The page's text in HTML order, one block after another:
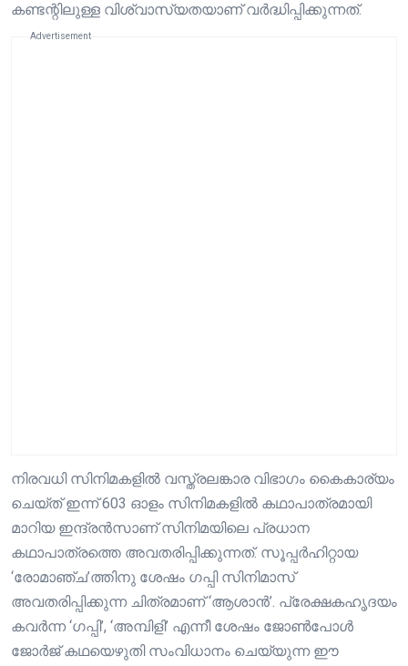
കണ്ടന്റിലുള്ള വിശ്വാസ്യതയാണ് വർദ്ധിപ്പിക്കുന്നത്.
Advertisement
നിരവധി സിനിമകളിൽ വസ്ത്രലങ്കാര വിഭാഗം കൈകാര്യം
ചെയ്ത് ഇന്ന് 603 ഓളം സിനിമകളിൽ കഥാപാത്രമായി
മാറിയ ഇന്ദ്രൻസാണ് സിനിമയിലെ പ്രധാന
കഥാപാത്രത്തെ അവതരിപ്പിക്കുന്നത്. സൂപ്പർഹിറ്റായ
‘രോമാഞ്ച’ത്തിനു ശേഷം ഗപ്പി സിനിമാസ്
അവതരിപ്പിക്കുന്ന ചിത്രമാണ് ‘ആശാൻ’. പ്രേക്ഷകഹൃദയം
കവർന്ന ‘ഗപ്പി’, ‘അമ്പിളി’ എന്നീ ശേഷം ജോൺപോൾ
ജോർജ് കഥയെഴുതി സംവിധാനം ചെയ്യുന്ന ഈ